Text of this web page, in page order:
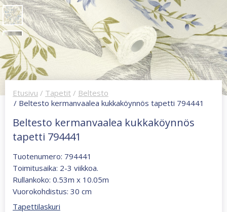
Etusivu / Tapetit / Beltesto
/ Beltesto kermanvaalea kukkaköynnös tapetti 794441
Beltesto kermanvaalea kukkaköynnös
tapetti 794441
Tuotenumero: 794441
Toimitusaika: 2-3 viikkoa.
Rullankoko: 0.53m x 10.05m
Vuorokohdistus: 30 cm
Tapettilaskuri